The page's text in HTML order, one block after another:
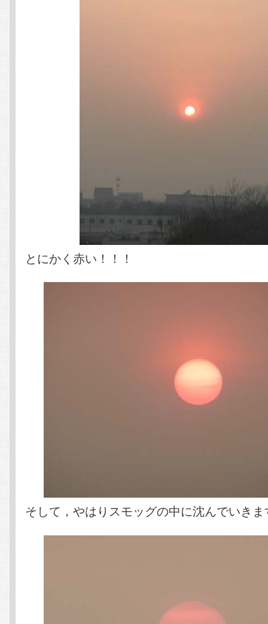
とにかく赤い！！！
そして，やはりスモッグの中に沈んでいき